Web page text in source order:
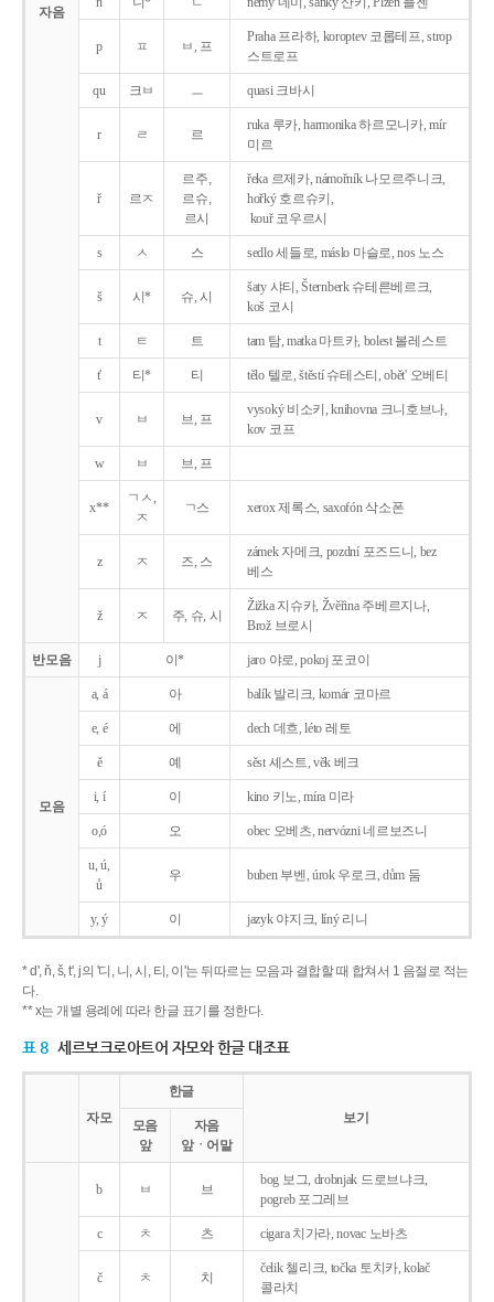
자음
p ㅍ ㅂ, 프
Praha 프라하, koroptev 코롭테프, strop
스트로프
qu 크ㅂ ㅡ quasi 크바시
r ㄹ 르
ruka 루카, harmonika 하르모니카, mír
미르
ř 르ㅈ
르주,
르슈,
르시
řeka 르제카, námořník 나모르주니크,
hořký 호르슈키,
kouř 코우르시
s ㅅ 스 sedlo 세들로, máslo 마슬로, nos 노스
š 시* 슈, 시
šaty 샤티, Šternberk 슈테른베르크,
koš 코시
t ㅌ 트 tam 탐, matka 마트카, bolest 볼레스트
t' 티* 티 tělo 텔로, štěstí 슈테스티, obět' 오베티
v ㅂ 브, 프
vysoký 비소키, knihovna 크니호브나,
kov 코프
w ㅂ 브, 프
x**
ㄱㅅ,
ㅈ
ㄱ스 xerox 제록스, saxofón 삭소폰
z ㅈ 즈, 스
zámek 자메크, pozdní 포즈드니, bez
베스
ž ㅈ 주, 슈, 시
Žižka 지슈카, Žvěřina 주베르지나,
Brož 브로시
반모음 j 이* jaro 야로, pokoj 포코이
모음
a, á 아 balík 발리크, komár 코마르
e, é 에 dech 데흐, léto 레토
ě 예 sěst 셰스트, věk 베크
i, í 이 kino 키노, míra 미라
o,ó 오 obec 오베츠, nervózni 네르보즈니
u, ú,
ů
우 buben 부벤, úrok 우로크, dům 둠
y, ý 이 jazyk야지크, líný 리니
* d', ň, š, t', j의 '디, 니, 시, 티, 이'는 뒤따르는 모음과 결합할 때 합쳐서 1 음절로 적는
다.
** x는 개별 용례에 따라 한글 표기를 정한다.
표 8 세르보크로아트어 자모와 한글 대조표
자모
한글
보기
모음
앞
자음
앞ㆍ어말
b ㅂ 브
bog 보그, drobnjak 드로브냐크,
pogreb 포그레브
c ㅊ 츠 cigara 치가라, novac 노바츠
č ㅊ 치
čelik 첼리크, točka 토치카, kolač
콜라치